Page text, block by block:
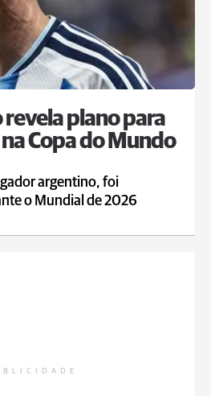
revela plano para
Copa do Mundo
argentino, foi
o Mundial de 2026